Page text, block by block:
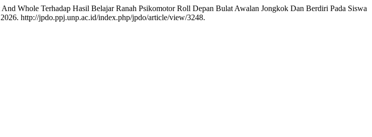
Whole Terhadap Hasil Belajar Ranah Psikomotor Roll Depan Bulat Awalan Jongkok Dan Berdiri Pada Siswa
http://jpdo.ppj.unp.ac.id/index.php/jpdo/article/view/3248.